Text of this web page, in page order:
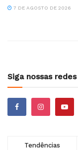
7 DE AGOSTO DE 2026
Siga nossas redes
Tendências